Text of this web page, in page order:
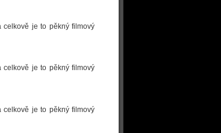
celkově je to pěkný filmový
celkově je to pěkný filmový
celkově je to pěkný filmový